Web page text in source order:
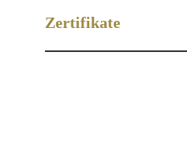
Zertifikate